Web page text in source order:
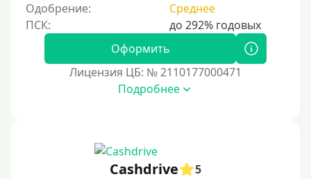
100 руб
200 руб
300 руб
Одобрение:
Среднее
Оформить
Лицензия ЦБ: № 2110177000471
Подробнее
Cashdrive
5